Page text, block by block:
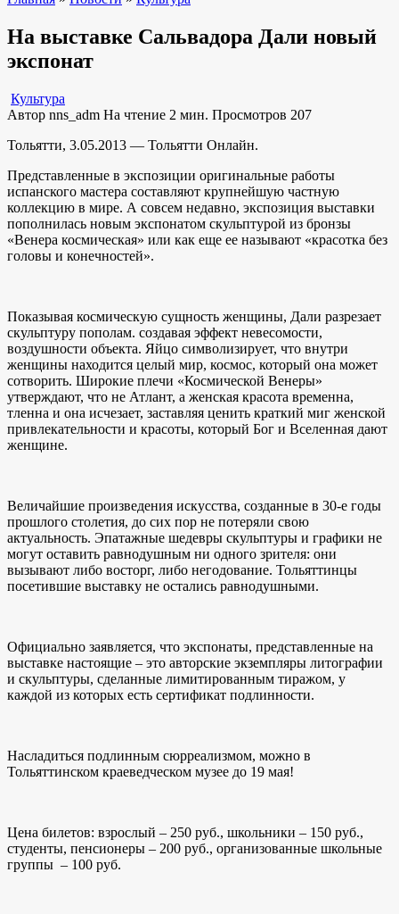
На выставке Сальвадора Дали новый
экспонат
Культура
Автор nns_adm На чтение 2 мин. Просмотров 207
Тольятти, 3.05.2013 — Тольятти Онлайн.
Представленные в экспозиции оригинальные работы
испанского мастера составляют крупнейшую частную
коллекцию в мире. А совсем недавно, экспозиция выставки
пополнилась новым экспонатом скульптурой из бронзы
«Венера космическая» или как еще ее называют «красотка без
головы и конечностей».
Показывая космическую сущность женщины, Дали разрезает
скульптуру пополам. создавая эффект невесомости,
воздушности объекта. Яйцо символизирует, что внутри
женщины находится целый мир, космос, который она может
сотворить. Широкие плечи «Космической Венеры»
утверждают, что не Атлант, а женская красота временна,
тленна и она исчезает, заставляя ценить краткий миг женской
привлекательности и красоты, который Бог и Вселенная дают
женщине.
Величайшие произведения искусства, созданные в 30-е годы
прошлого столетия, до сих пор не потеряли свою
актуальность. Эпатажные шедевры скульптуры и графики не
могут оставить равнодушным ни одного зрителя: они
вызывают либо восторг, либо негодование. Тольяттинцы
посетившие выставку не остались равнодушными.
Официально заявляется, что экспонаты, представленные на
выставке настоящие – это авторские экземпляры литографии
и скульптуры, сделанные лимитированным тиражом, у
каждой из которых есть сертификат подлинности.
Насладиться подлинным сюрреализмом, можно в
Тольяттинском краеведческом музее до 19 мая!
Цена билетов: взрослый – 250 руб., школьники – 150 руб.,
студенты, пенсионеры – 200 руб., организованные школьные
группы – 100 руб.